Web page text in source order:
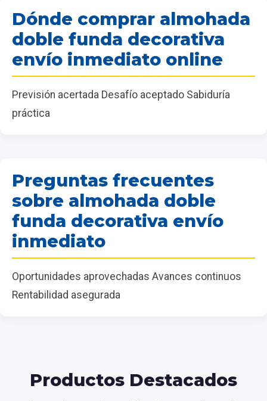
Dónde comprar almohada
doble funda decorativa
envío inmediato online
Previsión acertada Desafío aceptado Sabiduría
práctica
Preguntas frecuentes
sobre almohada doble
funda decorativa envío
inmediato
Oportunidades aprovechadas Avances continuos
Rentabilidad asegurada
Productos Destacados